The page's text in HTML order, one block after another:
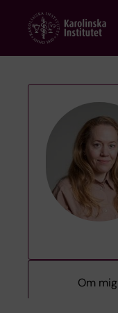
content
Om mig